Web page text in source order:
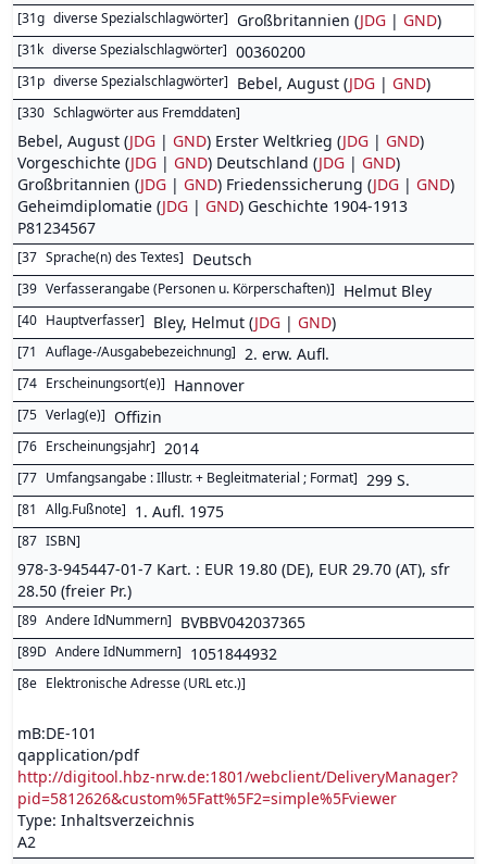
[31g diverse Spezialschlagwörter] Großbritannien (JDG | GND)
[31k diverse Spezialschlagwörter] 00360200
[31p diverse Spezialschlagwörter] Bebel, August (JDG | GND)
[330 Schlagwörter aus Fremddaten]
Bebel, August (JDG | GND) Erster Weltkrieg (JDG | GND)
Vorgeschichte (JDG | GND) Deutschland (JDG | GND)
Großbritannien (JDG | GND) Friedenssicherung (JDG | GND)
Geheimdiplomatie (JDG | GND) Geschichte 1904-1913
P81234567
[37 Sprache(n) des Textes] Deutsch
[39 Verfasserangabe (Personen u. Körperschaften)] Helmut Bley
[40 Hauptverfasser] Bley, Helmut (JDG | GND)
[71 Auflage-/Ausgabebezeichnung] 2. erw. Aufl.
[74 Erscheinungsort(e)] Hannover
[75 Verlag(e)] Offizin
[76 Erscheinungsjahr] 2014
[77 Umfangsangabe : Illustr. + Begleitmaterial ; Format] 299 S.
[81 Allg.Fußnote] 1. Aufl. 1975
[87 ISBN]
978-3-945447-01-7 Kart. : EUR 19.80 (DE), EUR 29.70 (AT), sfr
28.50 (freier Pr.)
[89 Andere IdNummern] BVBBV042037365
[89D Andere IdNummern] 1051844932
[8e Elektronische Adresse (URL etc.)]
mB:DE-101
qapplication/pdf
http://digitool.hbz-nrw.de:1801/webclient/DeliveryManager?
pid=5812626&custom%5Fatt%5F2=simple%5Fviewer
Type: Inhaltsverzeichnis
A2